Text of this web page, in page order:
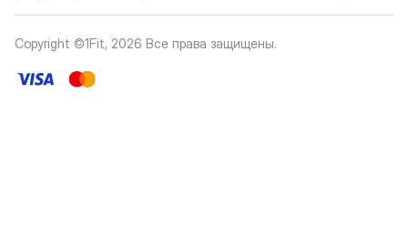
Copyright ©1Fit, 2026 Все права защищены.